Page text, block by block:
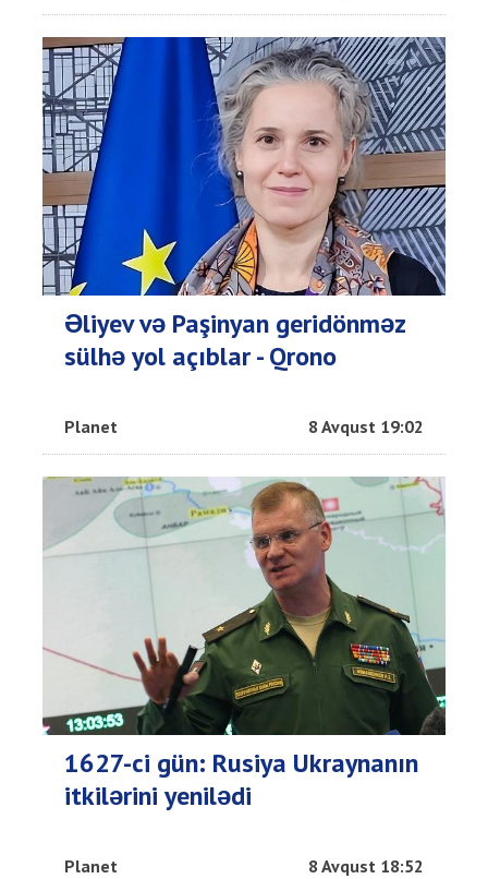
Əliyev və Paşinyan geridönməz
sülhə yol açıblar - Qrono
Planet 8 Avqust 19:02
1627-ci gün: Rusiya Ukraynanın
itkilərini yenilədi
Planet 8 Avqust 18:52